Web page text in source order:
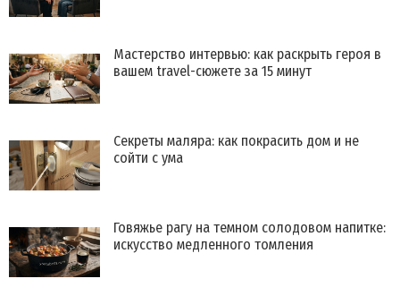
Мастерство интервью: как раскрыть героя в
вашем travel-сюжете за 15 минут
Секреты маляра: как покрасить дом и не
сойти с ума
Говяжье рагу на темном солодовом напитке:
искусство медленного томления